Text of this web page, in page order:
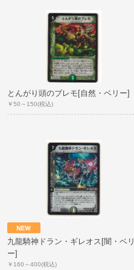
とんがり頭のブレモ[自然・ベリー]
￥50～150(税込)
九龍騎神ドラン・ギレオス[闇・ベリ
ー]
￥160～400(税込)